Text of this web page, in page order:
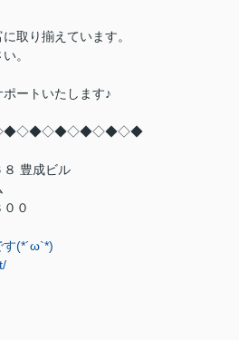
取り揃えています。
。
ートいたします♪
８ 豊成ビル
０
す(*´ω`*)